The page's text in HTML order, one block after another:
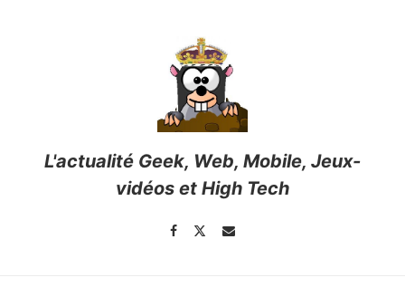
L'actualité Geek, Web, Mobile, Jeux-
vidéos et High Tech